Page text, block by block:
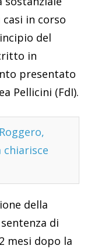
in corso
del
in
presentato
Pellicini (FdI).
della
di
mesi dopo la